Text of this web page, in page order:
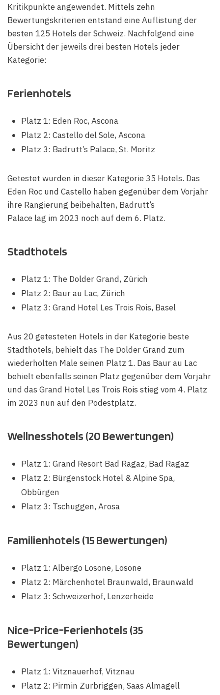
Kritikpunkte angewendet. Mittels zehn
Bewertungskriterien entstand eine Auflistung der
besten 125 Hotels der Schweiz. Nachfolgend eine
Übersicht der jeweils drei besten Hotels jeder
Kategorie:
Ferienhotels
Platz 1: Eden Roc, Ascona
Platz 2: Castello del Sole, Ascona
Platz 3: Badrutt’s Palace, St. Moritz
Getestet wurden in dieser Kategorie 35 Hotels. Das
Eden Roc und Castello haben gegenüber dem Vorjahr
ihre Rangierung beibehalten, Badrutt’s
Palace lag im 2023 noch auf dem 6. Platz.
Stadthotels
Platz 1: The Dolder Grand, Zürich
Platz 2: Baur au Lac, Zürich
Platz 3: Grand Hotel Les Trois Rois, Basel
Aus 20 getesteten Hotels in der Kategorie beste
Stadthotels, behielt das The Dolder Grand zum
wiederholten Male seinen Platz 1. Das Baur au Lac
behielt ebenfalls seinen Platz gegenüber dem Vorjahr
und das Grand Hotel Les Trois Rois stieg vom 4. Platz
im 2023 nun auf den Podestplatz.
Wellnesshotels (20 Bewertungen)
Platz 1: Grand Resort Bad Ragaz, Bad Ragaz
Platz 2: Bürgenstock Hotel & Alpine Spa,
Obbürgen
Platz 3: Tschuggen, Arosa
Familienhotels (15 Bewertungen)
Platz 1: Albergo Losone, Losone
Platz 2: Märchenhotel Braunwald, Braunwald
Platz 3: Schweizerhof, Lenzerheide
Nice-Price-Ferienhotels (35
Bewertungen)
Platz 1: Vitznauerhof, Vitznau
Platz 2: Pirmin Zurbriggen, Saas Almagell